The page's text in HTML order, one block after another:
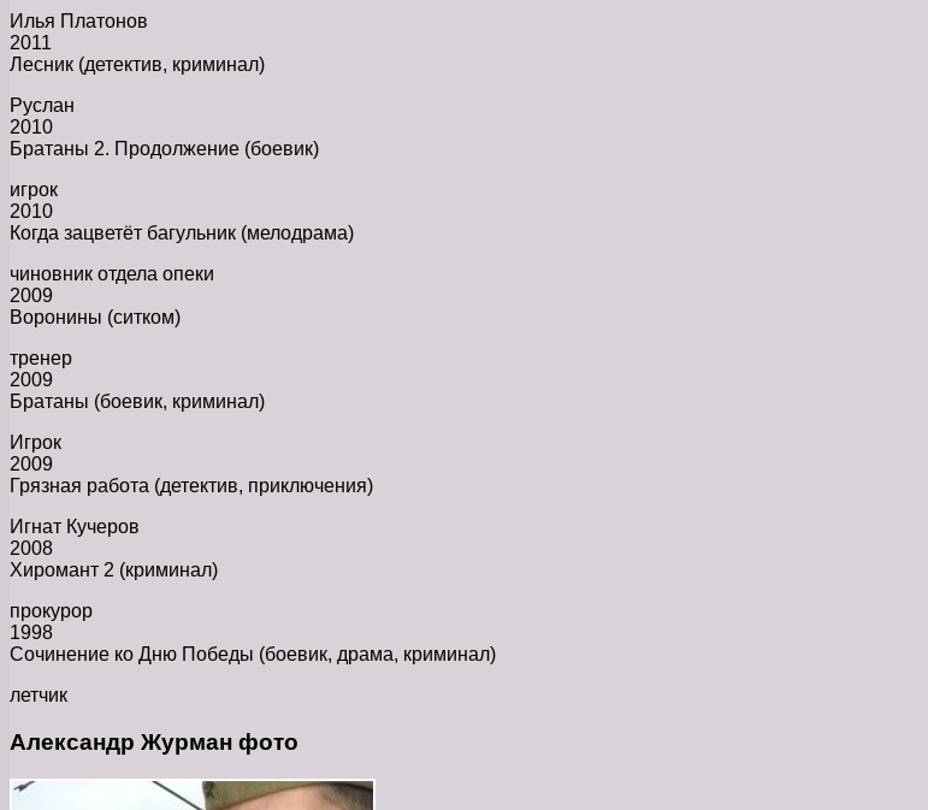
Илья Платонов
2011
Лесник (детектив, криминал)
Руслан
2010
Братаны 2. Продолжение (боевик)
игрок
2010
Когда зацветёт багульник (мелодрама)
чиновник отдела опеки
2009
Воронины (ситком)
тренер
2009
Братаны (боевик, криминал)
Игрок
2009
Грязная работа (детектив, приключения)
Игнат Кучеров
2008
Хиромант 2 (криминал)
прокурор
1998
Сочинение ко Дню Победы (боевик, драма, криминал)
летчик
Александр Журман фото